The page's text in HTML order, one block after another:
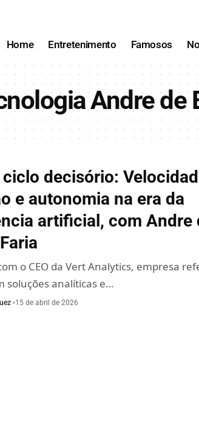
Home Entretenimento Famosos
Andre de
ciclo decisório:
e autonomia na era da
artificial, com Andre
o CEO da Vert Analytics, empresa
soluções analíticas e…
15 de abril de 2026